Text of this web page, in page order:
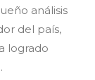
análisis
del país,
logrado